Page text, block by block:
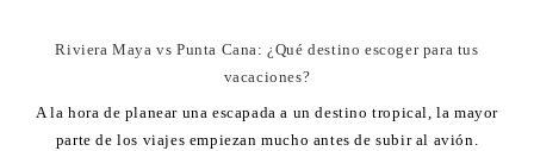
Riviera Maya vs Punta Cana: ¿Qué destino escoger para tus
vacaciones?
A la hora de planear una escapada a un destino tropical, la mayor
parte de los viajes empiezan mucho antes de subir al avión.